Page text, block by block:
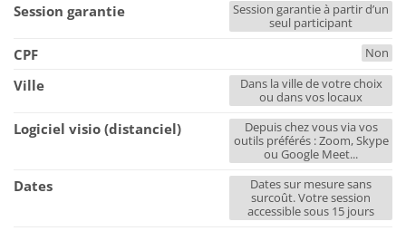
Session garantie
Session garantie à partir d’un
seul participant
CPF Non
Ville
Dans la ville de votre choix
ou dans vos locaux
Logiciel visio (distanciel)
Depuis chez vous via vos
outils préférés : Zoom, Skype
ou Google Meet...
Dates
Dates sur mesure sans
surcoût. Votre session
accessible sous 15 jours